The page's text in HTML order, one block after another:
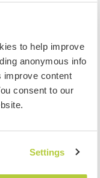
to help improve
anonymous info
improve content
consent to our
Settings
access to all the
on a bus or train
shrine, Aso
etc.
to volunteer, work
To find out more
embassy in your